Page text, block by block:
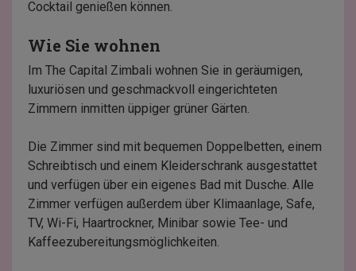
Cocktail genießen können.
Wie Sie wohnen
Im The Capital Zimbali wohnen Sie in geräumigen,
luxuriösen und geschmackvoll eingerichteten
Zimmern inmitten üppiger grüner Gärten.
Die Zimmer sind mit bequemen Doppelbetten, einem
Schreibtisch und einem Kleiderschrank ausgestattet
und verfügen über ein eigenes Bad mit Dusche. Alle
Zimmer verfügen außerdem über Klimaanlage, Safe,
TV, Wi-Fi, Haartrockner, Minibar sowie Tee- und
Kaffeezubereitungsmöglichkeiten.